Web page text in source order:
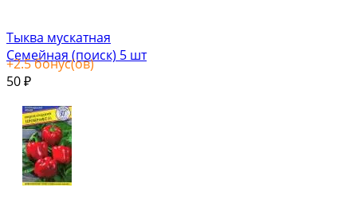
Тыква мускатная
Семейная (поиск) 5 шт
+2.5бонус(ов)
50 ₽